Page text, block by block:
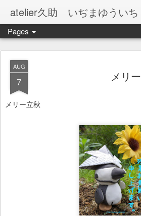
atelier久助 いぢまゆういち
Pages
AUG
7 メリー
メリー立秋